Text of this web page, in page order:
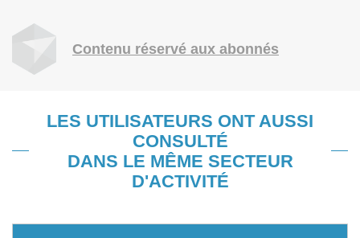
Contenu réservé aux abonnés
LES UTILISATEURS ONT AUSSI
CONSULTÉ
DANS LE MÊME SECTEUR
D'ACTIVITÉ